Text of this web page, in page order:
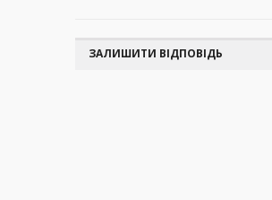
ЗАЛИШИТИ ВІДПОВІДЬ